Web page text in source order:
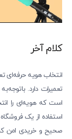
کلام آخر
انتخاب هویه حرفه‌ای
تعمیرات دارد.
است که هویه‌ای را
استفاده از یک
صحیح و خریدی امن